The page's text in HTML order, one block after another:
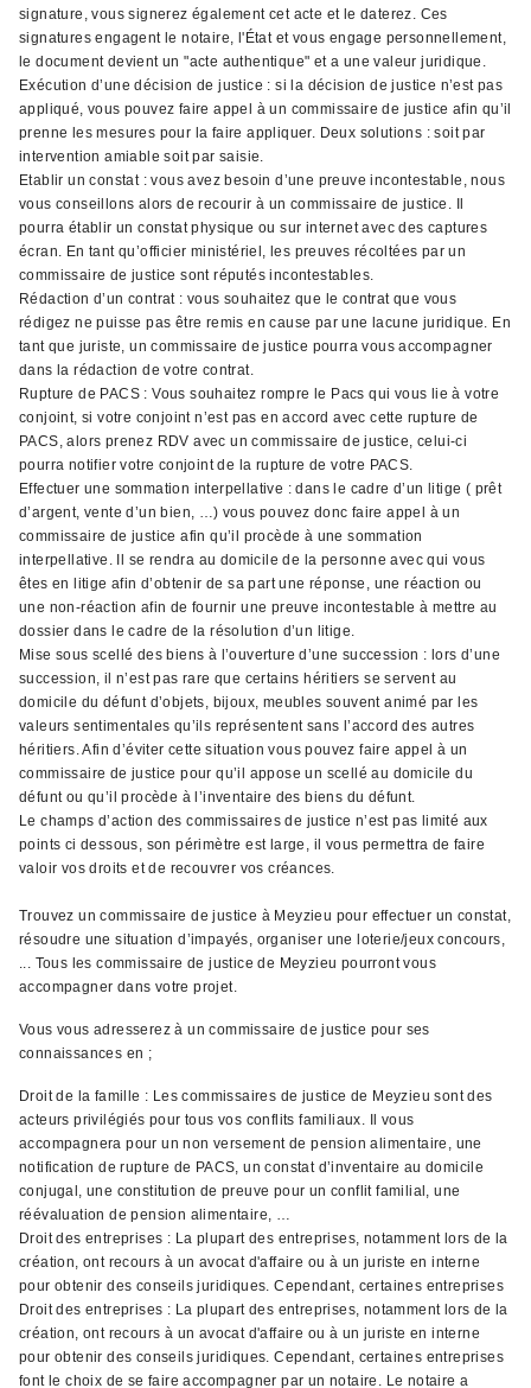
signature, vous signerez également cet acte et le daterez. Ces
signatures engagent le notaire, l'État et vous engage personnellement,
le document devient un "acte authentique" et a une valeur juridique.
Exécution d’une décision de justice : si la décision de justice n’est pas
appliqué, vous pouvez faire appel à un commissaire de justice afin qu’il
prenne les mesures pour la faire appliquer. Deux solutions : soit par
intervention amiable soit par saisie.
Etablir un constat : vous avez besoin d’une preuve incontestable, nous
vous conseillons alors de recourir à un commissaire de justice. Il
pourra établir un constat physique ou sur internet avec des captures
écran. En tant qu’officier ministériel, les preuves récoltées par un
commissaire de justice sont réputés incontestables.
Rédaction d’un contrat : vous souhaitez que le contrat que vous
rédigez ne puisse pas être remis en cause par une lacune juridique. En
tant que juriste, un commissaire de justice pourra vous accompagner
dans la rédaction de votre contrat.
Rupture de PACS : Vous souhaitez rompre le Pacs qui vous lie à votre
conjoint, si votre conjoint n’est pas en accord avec cette rupture de
PACS, alors prenez RDV avec un commissaire de justice, celui-ci
pourra notifier votre conjoint de la rupture de votre PACS.
Effectuer une sommation interpellative : dans le cadre d’un litige ( prêt
d’argent, vente d’un bien, …) vous pouvez donc faire appel à un
commissaire de justice afin qu’il procède à une sommation
interpellative. Il se rendra au domicile de la personne avec qui vous
êtes en litige afin d’obtenir de sa part une réponse, une réaction ou
une non-réaction afin de fournir une preuve incontestable à mettre au
dossier dans le cadre de la résolution d’un litige.
Mise sous scellé des biens à l’ouverture d’une succession : lors d’une
succession, il n’est pas rare que certains héritiers se servent au
domicile du défunt d’objets, bijoux, meubles souvent animé par les
valeurs sentimentales qu’ils représentent sans l’accord des autres
héritiers. Afin d’éviter cette situation vous pouvez faire appel à un
commissaire de justice pour qu’il appose un scellé au domicile du
défunt ou qu’il procède à l’inventaire des biens du défunt.
Le champs d’action des commissaires de justice n’est pas limité aux
points ci dessous, son périmètre est large, il vous permettra de faire
valoir vos droits et de recouvrer vos créances.
Trouvez un commissaire de justice à Meyzieu pour effectuer un constat,
résoudre une situation d’impayés, organiser une loterie/jeux concours,
... Tous les commissaire de justice de Meyzieu pourront vous
accompagner dans votre projet.
Vous vous adresserez à un commissaire de justice pour ses
connaissances en ;
Droit de la famille : Les commissaires de justice de Meyzieu sont des
acteurs privilégiés pour tous vos conflits familiaux. Il vous
accompagnera pour un non versement de pension alimentaire, une
notification de rupture de PACS, un constat d’inventaire au domicile
conjugal, une constitution de preuve pour un conflit familial, une
réévaluation de pension alimentaire, …
Droit des entreprises : La plupart des entreprises, notamment lors de la
création, ont recours à un avocat d'affaire ou à un juriste en interne
pour obtenir des conseils juridiques. Cependant, certaines entreprises
Droit des entreprises : La plupart des entreprises, notamment lors de la
création, ont recours à un avocat d'affaire ou à un juriste en interne
pour obtenir des conseils juridiques. Cependant, certaines entreprises
font le choix de se faire accompagner par un notaire. Le notaire a